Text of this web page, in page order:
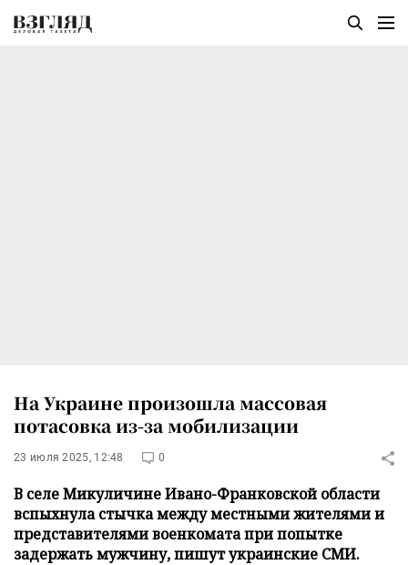
На Украине произошла массовая
потасовка из-за мобилизации
23 июля 2025, 12:48 0
В селе Микуличине Ивано-Франковской области
вспыхнула стычка между местными жителями и
представителями военкомата при попытке
задержать мужчину, пишут украинские СМИ.